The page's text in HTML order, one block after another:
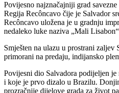
Povijesno najznačajniji grad
Regija Recôncavo čije je Salvador
Recôncavo uložena je u gradnju
nedaleko luke naziva „Mali
Smješten na ulazu u prostrani
primorani na predaju, indijansko
Povijesni dio Salvadora podijeljen
i koje je prvo dizalo u Brazilu.
prozračnije dijelove grada za život